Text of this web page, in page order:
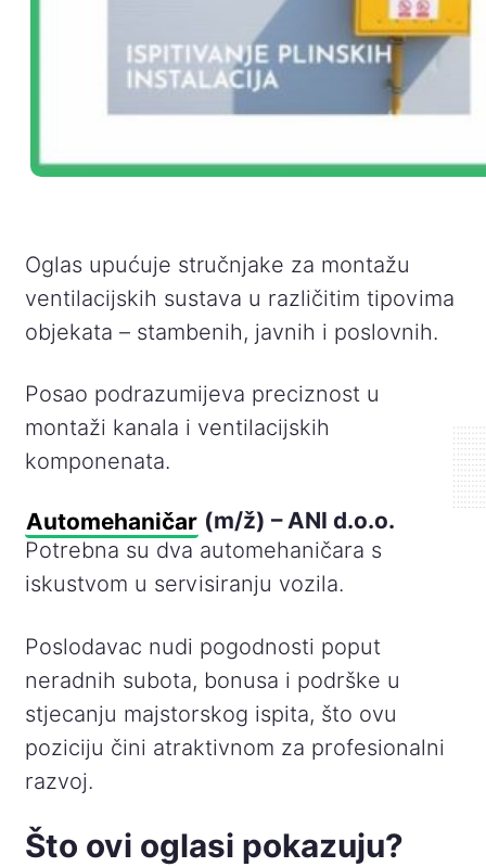
Oglas upućuje stručnjake za montažu
ventilacijskih sustava u različitim tipovima
objekata – stambenih, javnih i poslovnih.
Posao podrazumijeva preciznost u
montaži kanala i ventilacijskih
komponenata.
Automehaničar (m/ž) – ANI d.o.o.
Potrebna su dva automehaničara s
iskustvom u servisiranju vozila.
Poslodavac nudi pogodnosti poput
neradnih subota, bonusa i podrške u
stjecanju majstorskog ispita, što ovu
poziciju čini atraktivnom za profesionalni
razvoj.
Što ovi oglasi pokazuju?